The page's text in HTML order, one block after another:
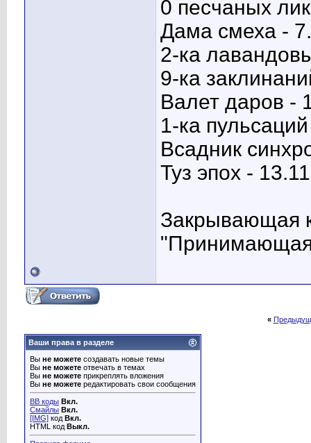
0 песчаных
Дама смеха -
2-ка
9-ка
Валет даров -
1-ка
Всадник
Туз эпох - 13.11
Закрывающая
«
Ваши права в разделе
Вы не можете создавать новые темы
Вы не можете отвечать в темах
Вы не можете прикреплять вложения
Вы не можете редактировать свои сообщения
BB коды Вкл.
Смайлы Вкл.
[IMG] код Вкл.
HTML код Выкл.